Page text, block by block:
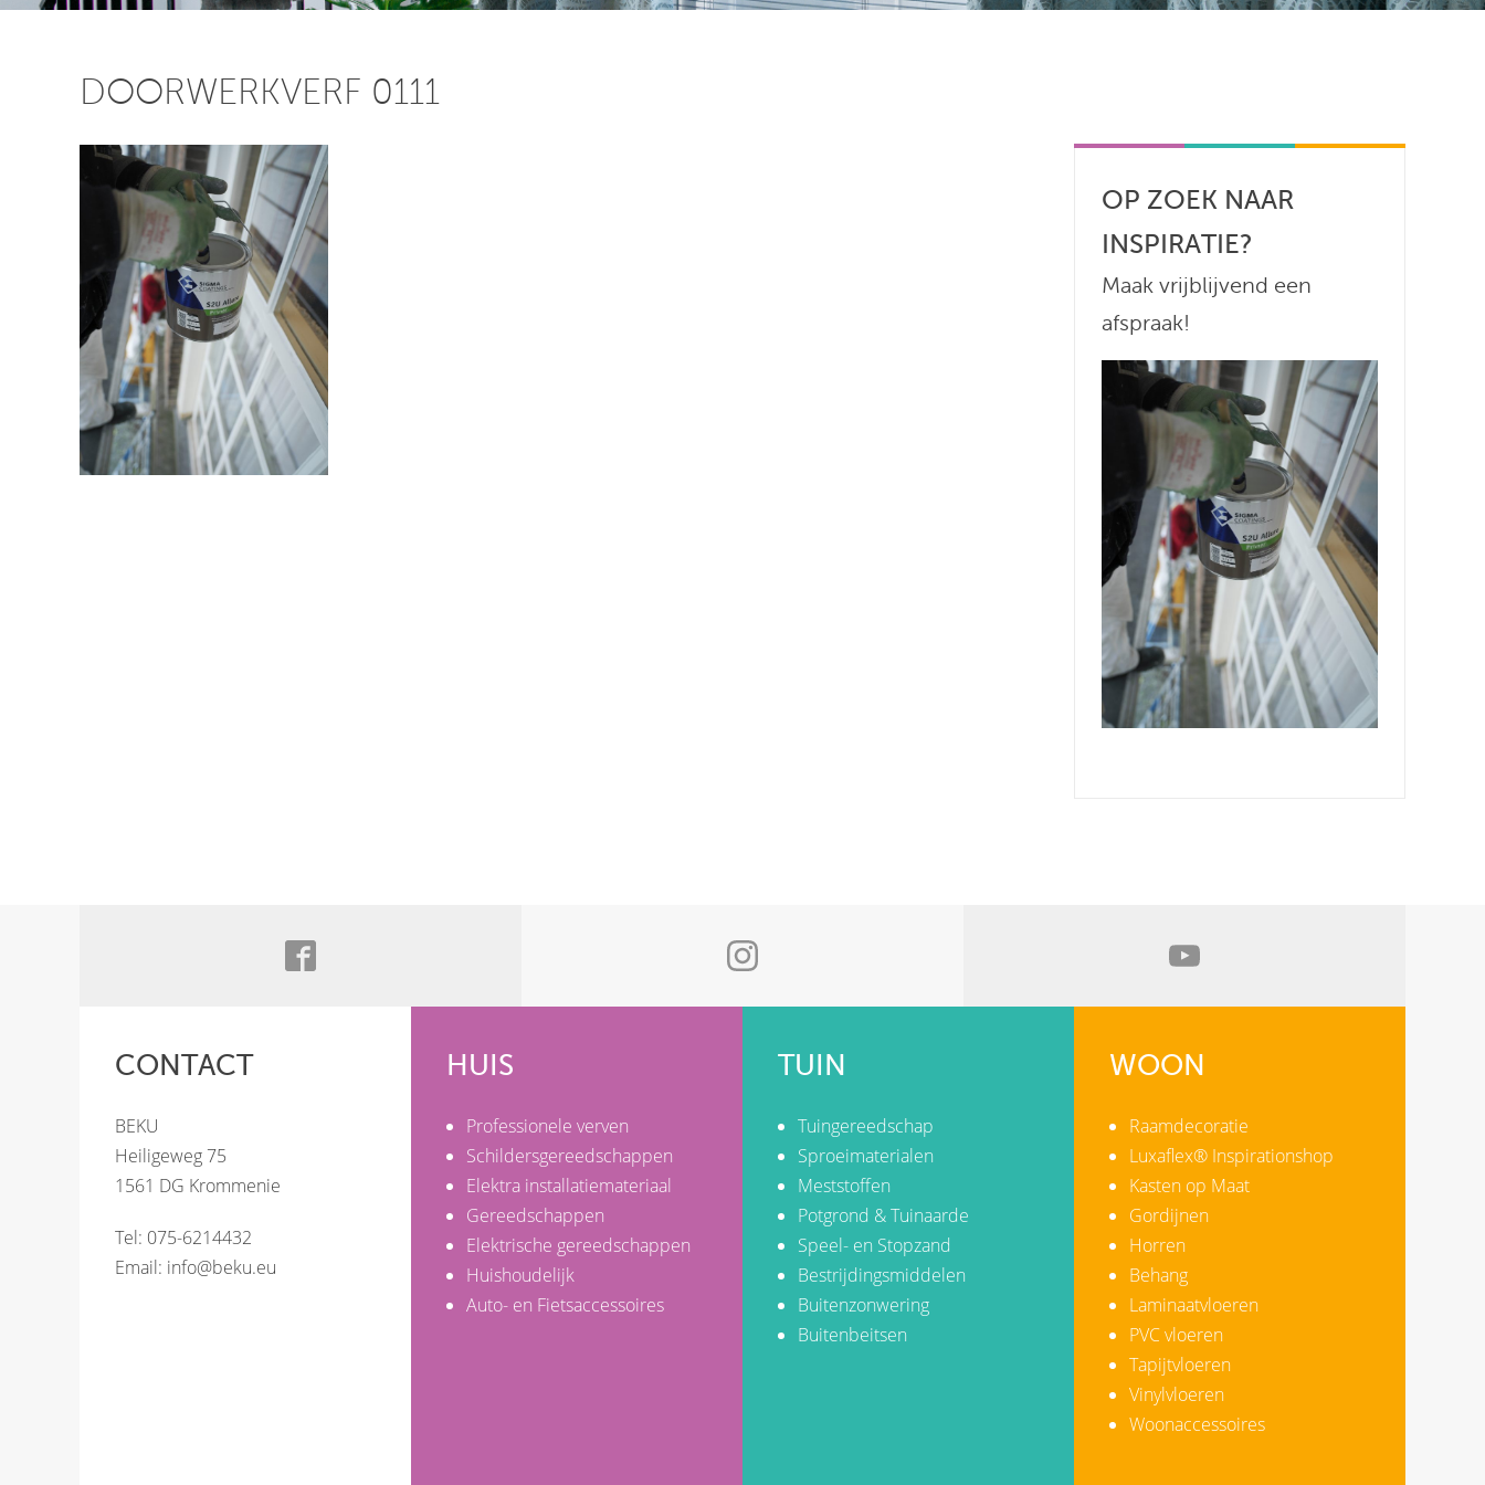
DOORWERKVERF 0111
OP ZOEK NAAR
INSPIRATIE?
Maak vrijblijvend een
afspraak!
CONTACT
BEKU
Heiligeweg 75
1561 DG Krommenie
Tel: 075-6214432
Email: info@beku.eu
HUIS
Professionele verven
Schildersgereedschappen
Elektra installatiemateriaal
Gereedschappen
Elektrische gereedschappen
Huishoudelijk
Auto- en Fietsaccessoires
TUIN
Tuingereedschap
Sproeimaterialen
Meststoffen
Potgrond & Tuinaarde
Speel- en Stopzand
Bestrijdingsmiddelen
Buitenzonwering
Buitenbeitsen
WOON
Raamdecoratie
Luxaflex® Inspirationshop
Kasten op Maat
Gordijnen
Horren
Behang
Laminaatvloeren
PVC vloeren
Tapijtvloeren
Vinylvloeren
Woonaccessoires